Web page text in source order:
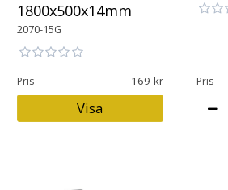
1800x500x14mm
2070-15G
Pris 169
Visa
Pris